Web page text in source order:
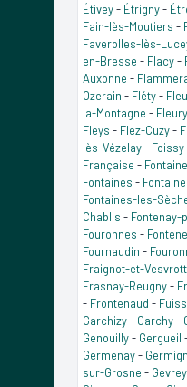
Étivey- Étrigny-
Fain-lès-Moutiers -
Faverolles-lès-
en-Bresse - Flacy-
Auxonne -
Ozerain - Fléty-
la-Montagne -
Fleys - Flez-Cuzy-
lès-Vézelay-
Française -
Fontaines -
Fontaines-les-
Chablis - Fontenay-
Fouronnes -
Fournaudin -
Fraignot-et-
Frasnay-Reugny-
- Frontenaud -
Garchizy- Garchy-
Genouilly- Gergueil
Germenay-
sur-Grosne -